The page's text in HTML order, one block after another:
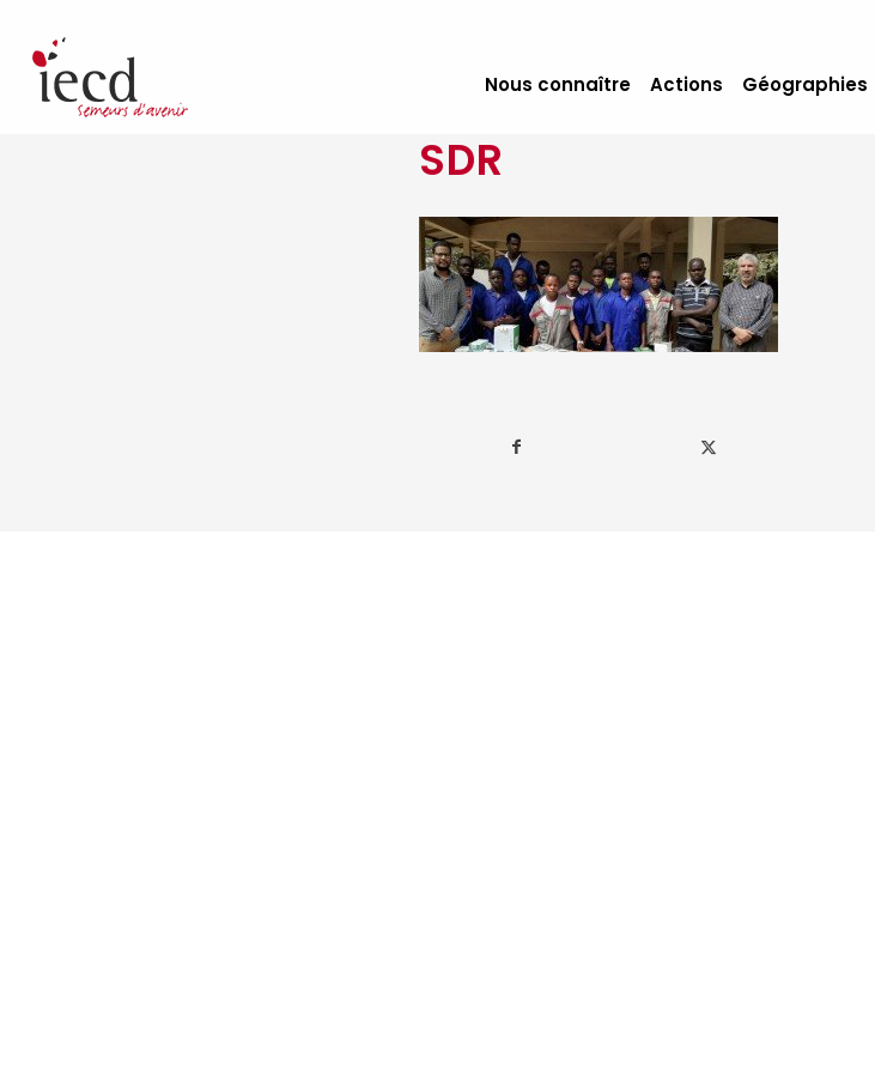
Nous connaître Actions Géographies
SDR